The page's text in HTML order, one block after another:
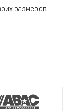
размеров....